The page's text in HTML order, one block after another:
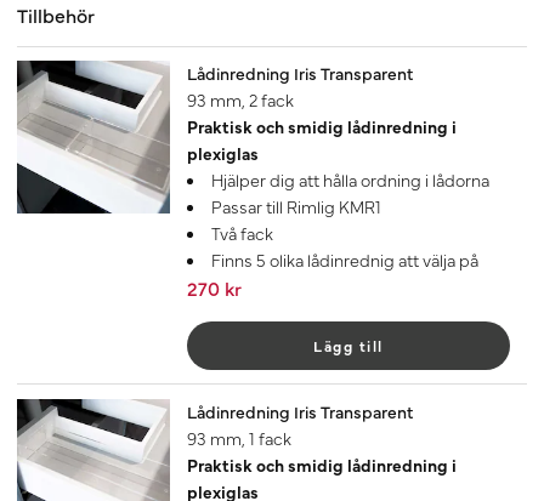
Tillbehör
Lådinredning Iris Transparent
93 mm, 2 fack
Praktisk och smidig lådinredning i
plexiglas
Hjälper dig att hålla ordning i lådorna
Passar till Rimlig KMR1
Två fack
Finns 5 olika lådinrednig att välja på
270 kr
Lägg till
Lådinredning Iris Transparent
93 mm, 1 fack
Praktisk och smidig lådinredning i
plexiglas